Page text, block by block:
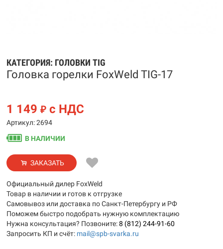
КАТЕГОРИЯ: ГОЛОВКИ TIG
Головка горелки FoxWeld TIG-17
1 149 ₽ с НДС
Артикул: 2694
В НАЛИЧИИ
ЗАКАЗАТЬ
Официальный дилер FoxWeld
Товар в наличии и готов к отгрузке
Самовывоз или доставка по Санкт-Петербургу и РФ
Поможем быстро подобрать нужную комплектацию
Нужна консультация? Позвоните:8 (812) 244-91-60
Запросить КП и счёт: mail@spb-svarka.ru